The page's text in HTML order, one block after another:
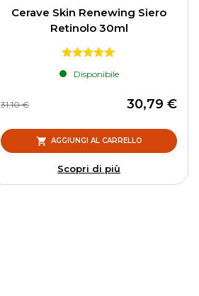
Cerave Skin Renewing Siero
Retinolo 30ml
Disponibile
30,79 €
31,10 €
AGGIUNGI AL CARRELLO
Scopri di più